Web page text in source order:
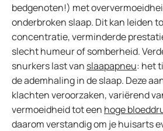
bedgenoten!) met
onderbroken slaap. Dit kan leiden
concentratie, verminderde
slecht humeur of somberheid.
snurkers last van slaapapneu: het
de ademhaling in de slaap. Deze
klachten veroorzaken, variërend
vermoeidheid tot een hoge
daarom verstandig om je huisarts